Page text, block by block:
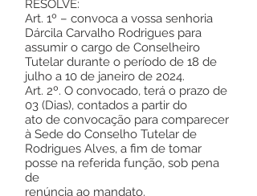
RESOLVE:
Art. 1º – convoca a vossa senhoria
Dárcila Carvalho Rodrigues para
assumir o cargo de Conselheiro
Tutelar durante o período de 18 de
julho a 10 de janeiro de 2024.
Art. 2º. O convocado, terá o prazo de
03 (Dias), contados a partir do
ato de convocação para comparecer
à Sede do Conselho Tutelar de
Rodrigues Alves, a fim de tomar
posse na referida função, sob pena
de
renúncia ao mandato.